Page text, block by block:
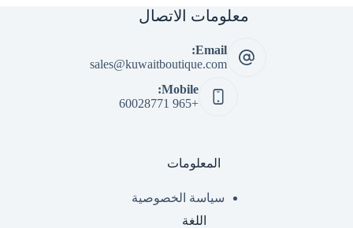
معلومات الاتصال
Email:
sales@kuwaitboutique.com
Mobile:
+965 60028771
المعلومات
سياسة الخصوصية
اللغة